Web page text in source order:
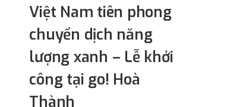
Việt Nam tiên phong
chuyển dịch năng
lượng xanh – Lễ khởi
công tại go! Hoà
Thành